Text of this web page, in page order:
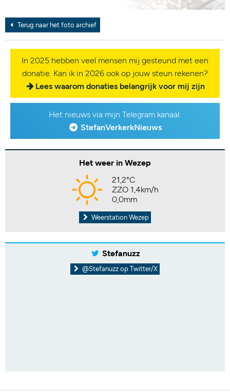
Terug naar het foto archief
In 2025 hebben veel mensen mij gesteund met een
donatie. Kan ik in 2026 ook op jouw steun rekenen?
Lees waarom donaties belangrijk voor mij zijn
Het nieuws via mijn Telegram kanaal:
StefanVerkerkNieuws
Het weer in Wezep
21,2°C
ZZO 1,4km/h
0,0mm
Weerstation Wezep
Stefanuzz
@Stefanuzz op Twitter/X